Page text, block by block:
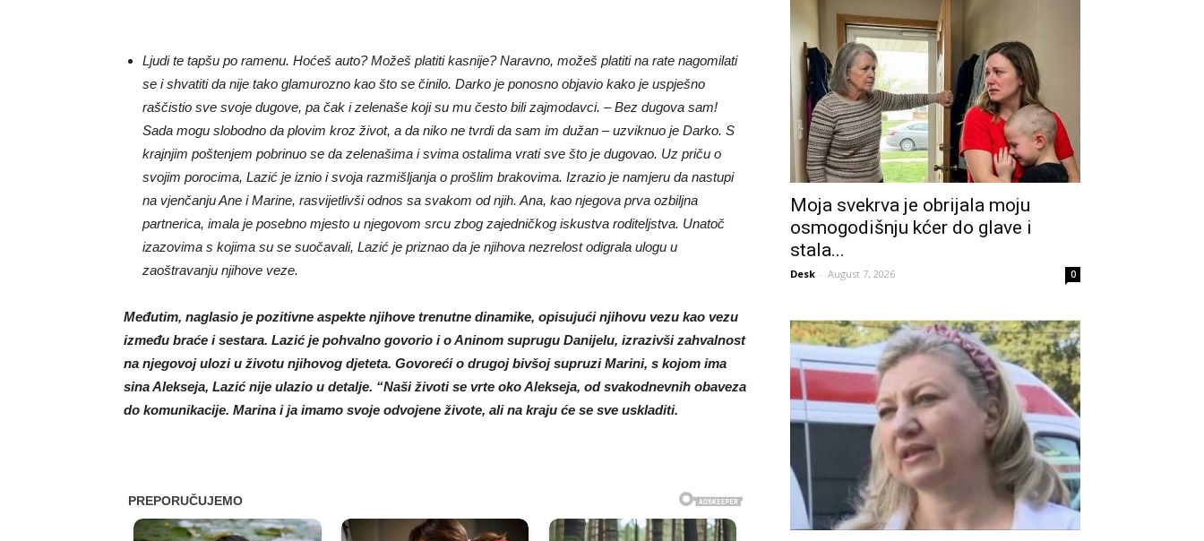
Ljudi te tapšu po ramenu. Hoćeš auto? Možeš platiti kasnije? Naravno, možeš platiti na rate nagomilati
se i shvatiti da nije tako glamurozno kao što se činilo. Darko je ponosno objavio kako je uspješno
raščistio sve svoje dugove, pa čak i zelenaše koji su mu često bili zajmodavci. – Bez dugova sam!
Sada mogu slobodno da plovim kroz život, a da niko ne tvrdi da sam im dužan – uzviknuo je Darko. S
krajnjim poštenjem pobrinuo se da zelenašima i svima ostalima vrati sve što je dugovao. Uz priču o
svojim porocima, Lazić je iznio i svoja razmišljanja o prošlim brakovima. Izrazio je namjeru da nastupi
na vjenčanju Ane i Marine, rasvijetlivši odnos sa svakom od njih. Ana, kao njegova prva ozbiljna
partnerica, imala je posebno mjesto u njegovom srcu zbog zajedničkog iskustva roditeljstva. Unatoč
izazovima s kojima su se suočavali, Lazić je priznao da je njihova nezrelost odigrala ulogu u
zaoštravanju njihove veze.
Međutim, naglasio je pozitivne aspekte njihove trenutne dinamike, opisujući njihovu vezu kao vezu
između braće i sestara. Lazić je pohvalno govorio i o Aninom suprugu Danijelu, izrazivši zahvalnost
na njegovoj ulozi u životu njihovog djeteta. Govoreći o drugoj bivšoj supruzi Marini, s kojom ima
sina Alekseja, Lazić nije ulazio u detalje. “Naši životi se vrte oko Alekseja, od svakodnevnih obaveza
do komunikacije. Marina i ja imamo svoje odvojene živote, ali na kraju će se sve uskladiti.
Moja svekrva je obrijala moju
osmogodišnju kćer do glave i
stala...
Desk - August 7, 2026 0